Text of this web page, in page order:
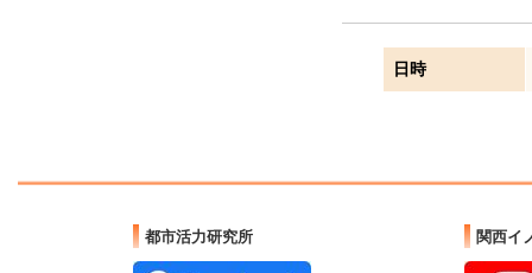
日時
都市活力研究所 関西イ